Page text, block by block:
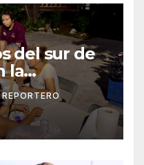
del sur de
la
REPORTERO